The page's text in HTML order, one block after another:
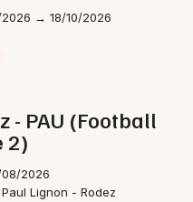
2026 → 18/10/2026
- PAU (Football
2)
2026
Lignon - Rodez